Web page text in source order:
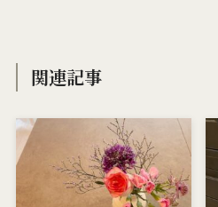
関連記事